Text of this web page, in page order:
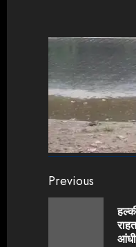
Continue
Reading
Previous